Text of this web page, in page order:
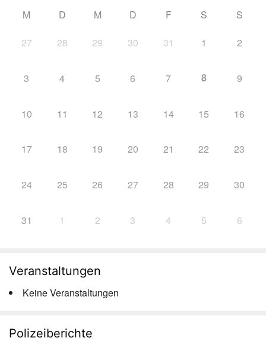
M D M D F S S
27 28 29 30 31 1 2
3 4 5 6 7 8 9
10 11 12 13 14 15 16
17 18 19 20 21 22 23
24 25 26 27 28 29 30
31 1 2 3 4 5 6
Veranstaltungen
Keine Veranstaltungen
Polizeiberichte